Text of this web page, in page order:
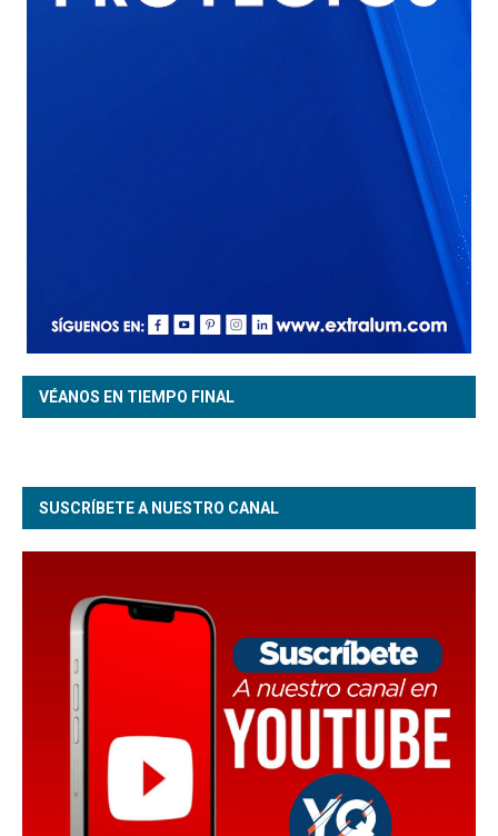
VÉANOS EN TIEMPO FINAL
SUSCRÍBETE A NUESTRO CANAL